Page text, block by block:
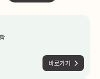
바로가기